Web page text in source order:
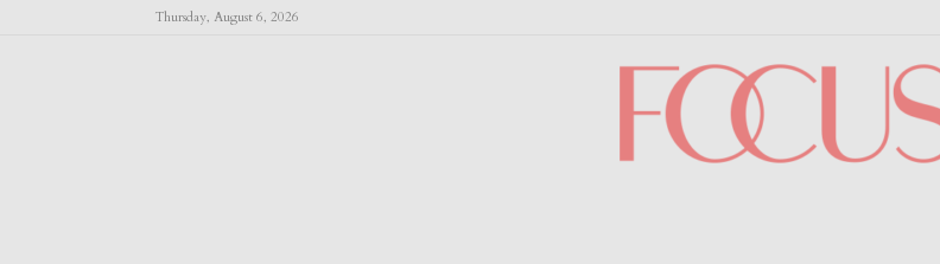
Thursday, August 6, 2026